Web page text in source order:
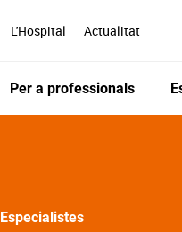
L'Hospital Actualitat
Per a professionals
Especialistes